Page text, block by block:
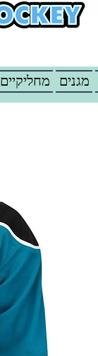
מגנים מחליקיים